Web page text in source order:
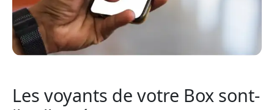
Les voyants de votre Box sont-